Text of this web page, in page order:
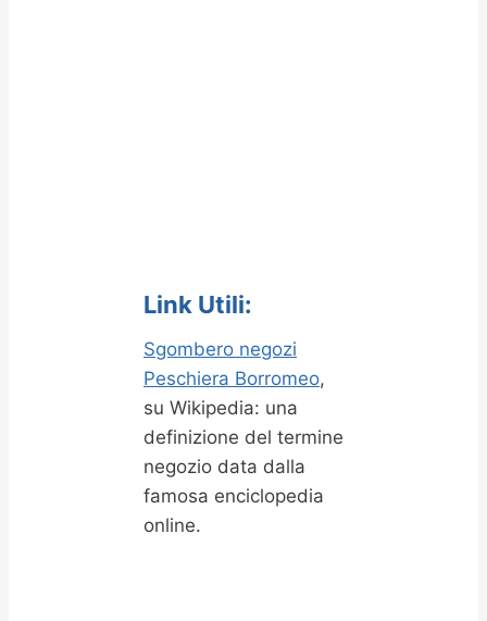
Link Utili:
Sgombero negozi
Peschiera Borromeo,
su Wikipedia: una
definizione del termine
negozio data dalla
famosa enciclopedia
online.